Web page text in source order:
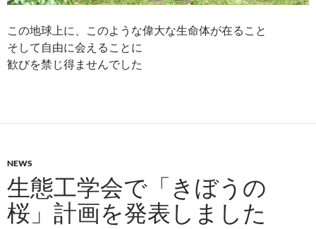
この地球上に、このような偉大な生命体が在ること
そして自由に会えることに
歓びを禁じ得ませんでした
NEWS
生態工学会で「きぼうの
桜」計画を発表しました